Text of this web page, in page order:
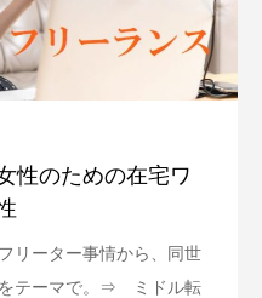
性のための在宅ワ
リーター事情から、同世
をテーマで。⇒ ミドル転